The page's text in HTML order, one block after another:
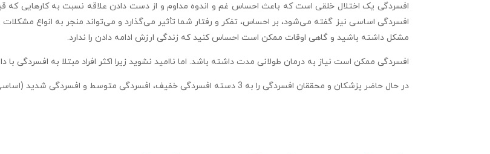
افسردگی یک اختلال خلقی است که باعث احساس غم و اندوه مداوم و از دست دادن علاقه نسبت به کارهایی که
افسردگی اساسی نیز گفته می‌شود، بر احساس، تفکر و رفتار شما تأثیر می‌گذارد و می‌تواند منجر به انواع
مشکل داشته باشید و گاهی اوقات ممکن است احساس کنید که زندگی ارزش ادامه دادن را ندارد.
افسردگی ممکن است نیاز به درمان طولانی مدت داشته باشد. اما ناامید نشوید زیرا اکثر افراد مبتلا به افسردگی با
در حال حاضر پزشکان و محققان افسردگی را به 3 دسته افسردگی خفیف، افسردگی متوسط و افسردگی شدید (اساسی) دسته‌بندی کرده‌اند.